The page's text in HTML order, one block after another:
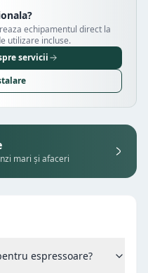
echipamentul direct la
utilizare incluse.
servicii
mari și afaceri
espressoare?